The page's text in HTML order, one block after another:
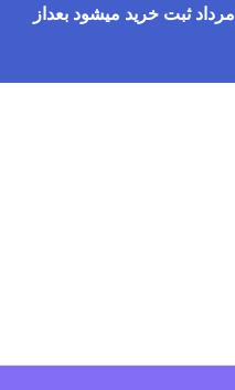
خرید هایی که در بازه 13 مرداد تا 24 مرداد ثبت خرید میشود بعداز